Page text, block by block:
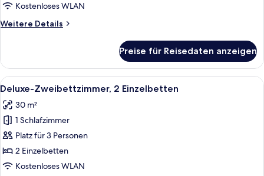
(Sleep)
Kostenloses WLAN
Weitere Details
Weitere
Zimmer,
2 Einzelbetten
(Sleep)
Preise für Reisedaten anzeigen
Alle
Fotos
für
Deluxe-
Zweibettzimmer,
2 Einzelbetten
anzeigen
Ein Hotelzimmer mit zwei roten
7
Deluxe-Zweibettzimmer, 2 Einzelbetten
30 m²
1 Schlafzimmer
Platz für 3 Personen
2 Einzelbetten
Kostenloses WLAN